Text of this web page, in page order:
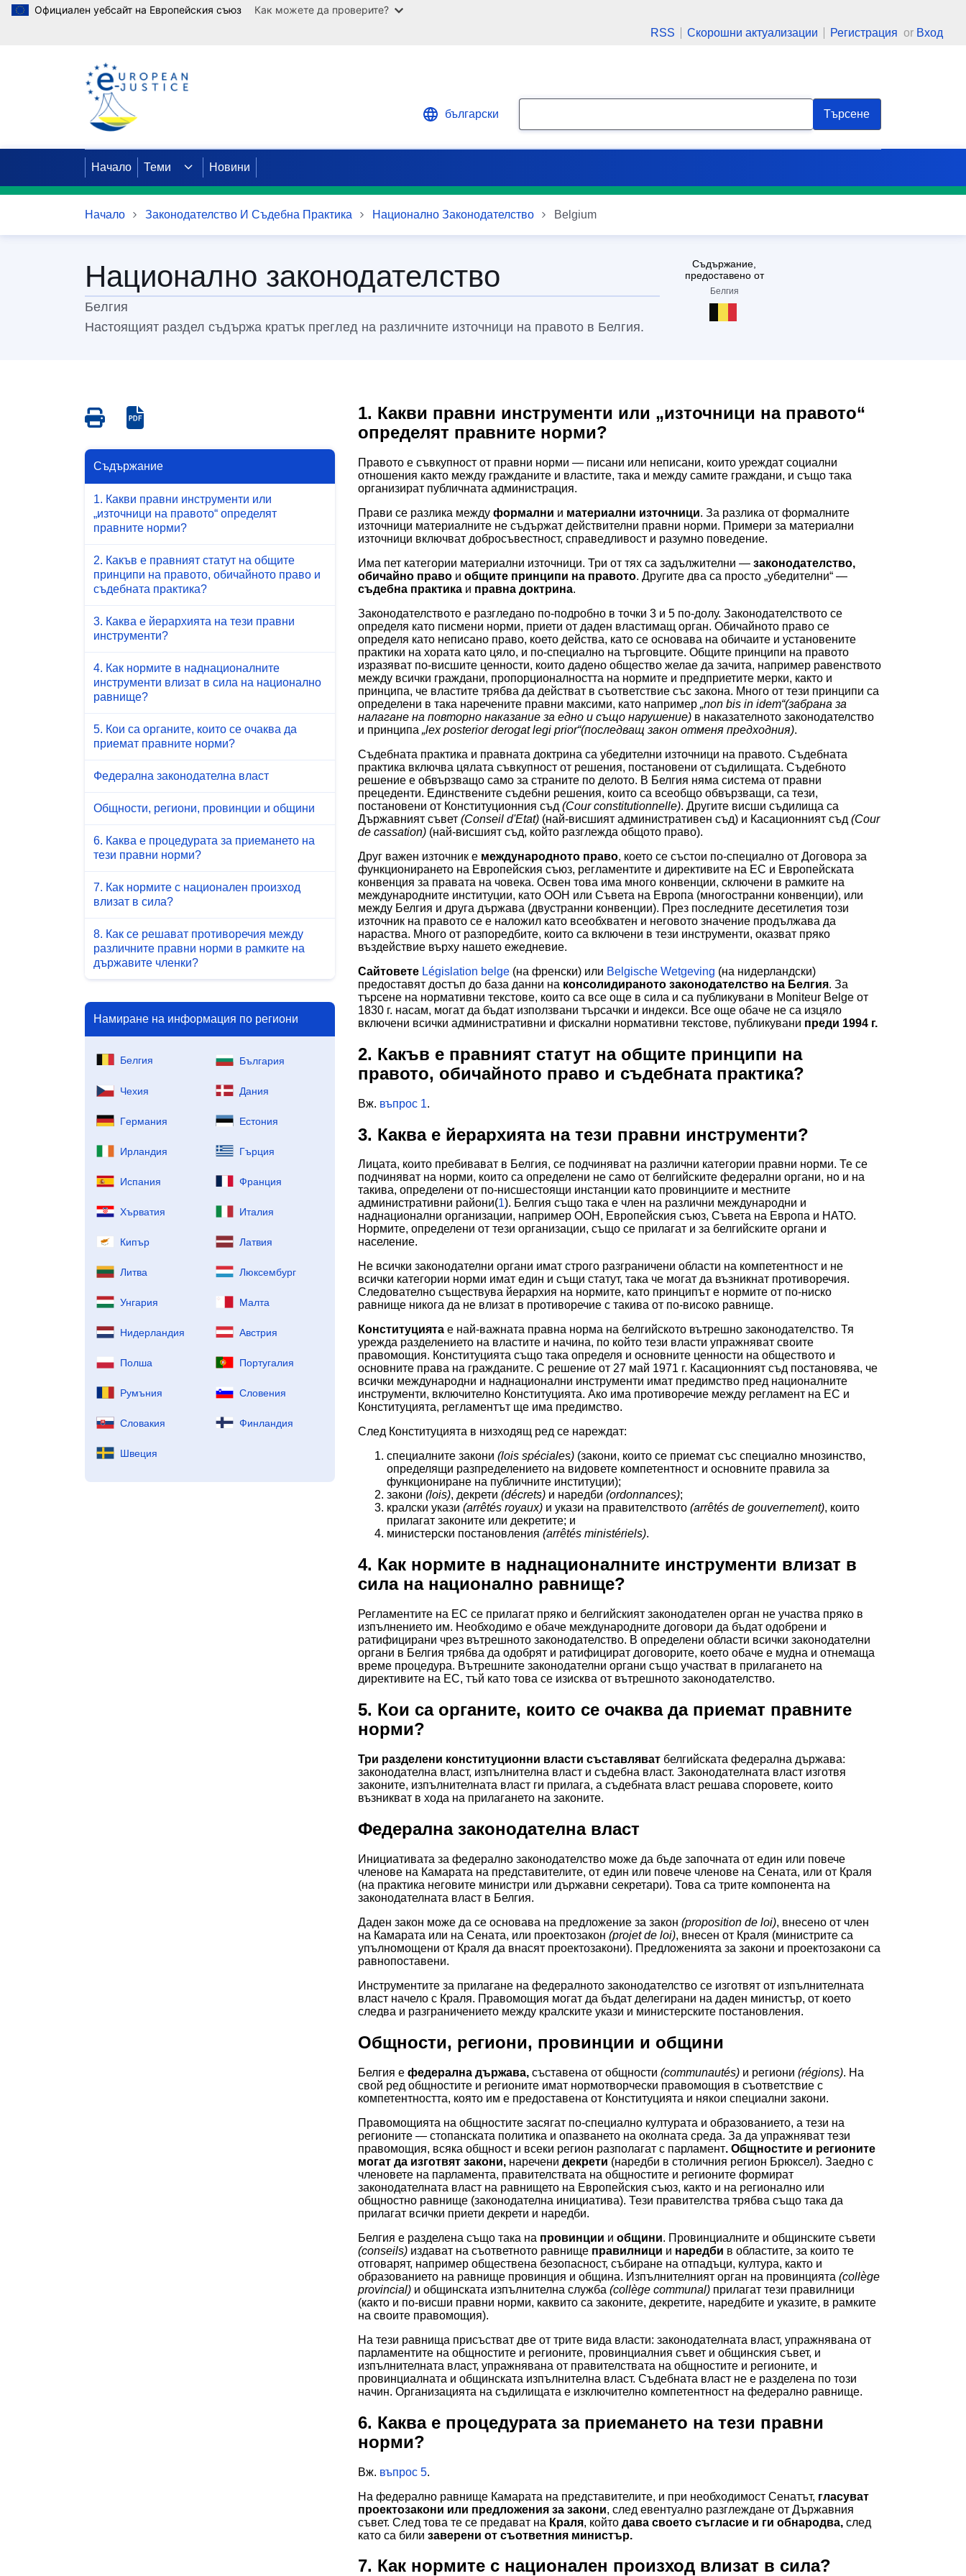
Премини към основното съдържание
Официален уебсайт на Европейския съюз
Как можете да проверите?
RSS
Скорошни актуализации Регистрация or Вход
български Търсене
Начало Теми Новини
Начало Законодателство И Съдебна Практика Национално Законодателство Belgium
Национално законодателство
Бeлгия
Настоящият раздел съдържа кратък преглед на различните източници на правото в Белгия.
Съдържание,
предоставено от
Бeлгия
Save
as
Save
as
Съдържание
1. Какви правни инструменти или
„източници на правото“ определят
правните норми?
2. Какъв е правният статут на общите
принципи на правото, обичайното право и
съдебната практика?
3. Каква е йерархията на тези правни
инструменти?
4. Как нормите в наднационалните
инструменти влизат в сила на национално
равнище?
5. Кои са органите, които се очаква да
приемат правните норми?
Федерална законодателна власт
Общности, региони, провинции и общини
6. Каква е процедурата за приемането на
тези правни норми?
7. Как нормите с национален произход
влизат в сила?
8. Как се решават противоречия между
различните правни норми в рамките на
държавите членки?
Намиране на информация по региони
Бeлгия България
Чехия Дaния
Гepмaния Ecтoния
Иpлaндия Гъpция
Иcпaния Фpaнция
Хърватия Итaлия
Кипъp Лaтвия
Литвa Люксембург
Унгapия Малта
Нидерландия Aвcтpия
Полша Пopтyгaлия
Pyмъния Cлoвeния
Словакия Финлaндия
Швeция
1. Какви правни инструменти или „източници на правото“
определят правните норми?
Правото е съвкупност от правни норми — писани или неписани, които уреждат социални
отношения както между гражданите и властите, така и между самите граждани, и също така
организират публичната администрация.
Прави се разлика между формални и материални източници. За разлика от формалните
източници материалните не съдържат действителни правни норми. Примери за материални
източници включват добросъвестност, справедливост и разумно поведение.
Има пет категории материални източници. Три от тях са задължителни — законодателство,
обичайно право и общите принципи на правото. Другите два са просто „убедителни“ —
съдебна практика и правна доктрина.
Законодателството е разгледано по-подробно в точки 3 и 5 по-долу. Законодателството се
определя като писмени норми, приети от даден властимащ орган. Обичайното право се
определя като неписано право, което действа, като се основава на обичаите и установените
практики на хората като цяло, и по-специално на търговците. Общите принципи на правото
изразяват по-висшите ценности, които дадено общество желае да зачита, например равенството
между всички граждани, пропорционалността на нормите и предприетите мерки, както и
принципа, че властите трябва да действат в съответствие със закона. Много от тези принципи са
определени в така наречените правни максими, като например „non bis in idem“(забрана за
налагане на повторно наказание за едно и също нарушение) в наказателното законодателство
и принципа „lex posterior derogat legi prior“(последващ закон отменя предходния).
Съдебната практика и правната доктрина са убедителни източници на правото. Съдебната
практика включва цялата съвкупност от решения, постановени от съдилищата. Съдебното
решение е обвързващо само за страните по делото. В Белгия няма система от правни
прецеденти. Единствените съдебни решения, които са всеобщо обвързващи, са тези,
постановени от Конституционния съд (Cour constitutionnelle). Другите висши съдилища са
Държавният съвет (Conseil d'Etat) (най-висшият административен съд) и Касационният съд (Cour
de cassation) (най-висшият съд, който разглежда общото право).
Друг важен източник е международното право, което се състои по-специално от Договора за
функционирането на Европейския съюз, регламентите и директивите на ЕС и Европейската
конвенция за правата на човека. Освен това има много конвенции, сключени в рамките на
международните институции, като ООН или Съвета на Европа (многостранни конвенции), или
между Белгия и друга държава (двустранни конвенции). През последните десетилетия този
източник на правото се е наложил като всеобхватен и неговото значение продължава да
нараства. Много от разпоредбите, които са включени в тези инструменти, оказват пряко
въздействие върху нашето ежедневие.
Сайтовете Législation belge (на френски) или Belgische Wetgeving (на нидерландски)
предоставят достъп до база данни на консолидираното законодателство на Белгия. За
търсене на нормативни текстове, които са все още в сила и са публикувани в Moniteur Belge от
1830 г. насам, могат да бъдат използвани търсачки и индекси. Все още обаче не са изцяло
включени всички административни и фискални нормативни текстове, публикувани преди 1994 г.
2. Какъв е правният статут на общите принципи на
правото, обичайното право и съдебната практика?
Вж. въпрос 1.
3. Каква е йерархията на тези правни инструменти?
Лицата, които пребивават в Белгия, се подчиняват на различни категории правни норми. Те се
подчиняват на норми, които са определени не само от белгийските федерални органи, но и на
такива, определени от по-нисшестоящи инстанции като провинциите и местните
административни райони(1). Белгия също така е член на различни международни и
наднационални организации, например ООН, Европейския съюз, Съвета на Европа и НАТО.
Нормите, определени от тези организации, също се прилагат и за белгийските органи и
население.
Не всички законодателни органи имат строго разграничени области на компетентност и не
всички категории норми имат един и същи статут, така че могат да възникнат противоречия.
Следователно съществува йерархия на нормите, като принципът е нормите от по-ниско
равнище никога да не влизат в противоречие с такива от по-високо равнище.
Конституцията е най-важната правна норма на белгийското вътрешно законодателство. Тя
урежда разделението на властите и начина, по който тези власти упражняват своите
правомощия. Конституцията също така определя и основните ценности на обществото и
основните права на гражданите. С решение от 27 май 1971 г. Касационният съд постановява, че
всички международни и наднационални инструменти имат предимство пред националните
инструменти, включително Конституцията. Ако има противоречие между регламент на ЕС и
Конституцията, регламентът ще има предимство.
След Конституцията в низходящ ред се нареждат:
специалните закони (lois spéciales) (закони, които се приемат със специално мнозинство,
определящи разпределението на видовете компетентност и основните правила за
функциониране на публичните институции);
закони (lois), декрети (décrets) и наредби (ordonnances);
кралски укази (arrêtés royaux) и укази на правителството (arrêtés de gouvernement), които
прилагат законите или декретите; и
министерски постановления (arrêtés ministériels).
4. Как нормите в наднационалните инструменти влизат в
сила на национално равнище?
Регламентите на ЕС се прилагат пряко и белгийският законодателен орган не участва пряко в
изпълнението им. Необходимо е обаче международните договори да бъдат одобрени и
ратифицирани чрез вътрешното законодателство. В определени области всички законодателни
органи в Белгия трябва да одобрят и ратифицират договорите, което обаче е мудна и отнемаща
време процедура. Вътрешните законодателни органи също участват в прилагането на
директивите на ЕС, тъй като това се изисква от вътрешното законодателство.
5. Кои са органите, които се очаква да приемат правните
норми?
Три разделени конституционни власти съставляват белгийската федерална държава:
законодателна власт, изпълнителна власт и съдебна власт. Законодателната власт изготвя
законите, изпълнителната власт ги прилага, а съдебната власт решава споровете, които
възникват в хода на прилагането на законите.
Федерална законодателна власт
Инициативата за федерално законодателство може да бъде започната от един или повече
членове на Камарата на представителите, от един или повече членове на Сената, или от Краля
(на практика неговите министри или държавни секретари). Това са трите компонента на
законодателната власт в Белгия.
Даден закон може да се основава на предложение за закон (proposition de loi), внесено от член
на Камарата или на Сената, или проектозакон (projet de loi), внесен от Краля (министрите са
упълномощени от Краля да внасят проектозакони). Предложенията за закони и проектозакони са
равнопоставени.
Инструментите за прилагане на федералното законодателство се изготвят от изпълнителната
власт начело с Краля. Правомощия могат да бъдат делегирани на даден министър, от което
следва и разграничението между кралските укази и министерските постановления.
Общности, региони, провинции и общини
Белгия е федерална държава, съставена от общности (communautés) и региони (régions). На
свой ред общностите и регионите имат нормотворчески правомощия в съответствие с
компетентността, която им е предоставена от Конституцията и някои специални закони.
Правомощията на общностите засягат по-специално културата и образованието, а тези на
регионите — стопанската политика и опазването на околната среда. За да упражняват тези
правомощия, всяка общност и всеки регион разполагат с парламент. Общностите и регионите
могат да изготвят закони, наречени декрети (наредби в столичния регион Брюксел). Заедно с
членовете на парламента, правителствата на общностите и регионите формират
законодателната власт на равнището на Европейския съюз, както и на регионално или
общностно равнище (законодателна инициатива). Тези правителства трябва също така да
прилагат всички приети декрети и наредби.
Белгия е разделена също така на провинции и общини. Провинциалните и общинските съвети
(conseils) издават на съответното равнище правилници и наредби в областите, за които те
отговарят, например обществена безопасност, събиране на отпадъци, култура, както и
образованието на равнище провинция и община. Изпълнителният орган на провинцията (collège
provincial) и общинската изпълнителна служба (collège communal) прилагат тези правилници
(както и по-висши правни норми, каквито са законите, декретите, наредбите и указите, в рамките
на своите правомощия).
На тези равнища присъстват две от трите вида власти: законодателната власт, упражнявана от
парламентите на общностите и регионите, провинциалния съвет и общинския съвет, и
изпълнителната власт, упражнявана от правителствата на общностите и регионите, и
провинциалната и общинската изпълнителна власт. Съдебната власт не е разделена по този
начин. Организацията на съдилищата е изключително компетентност на федерално равнище.
6. Каква е процедурата за приемането на тези правни
норми?
Вж. въпрос 5.
На федерално равнище Камарата на представителите, и при необходимост Сенатът, гласуват
проектозакони или предложения за закони, след евентуално разглеждане от Държавния
съвет. След това те се предават на Краля, който дава своето съгласие и ги обнародва, след
като са били заверени от съответния министър.
7. Как нормите с национален произход влизат в сила?